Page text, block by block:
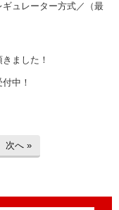
ュレーター方式／（最
ました！
中！
次へ »